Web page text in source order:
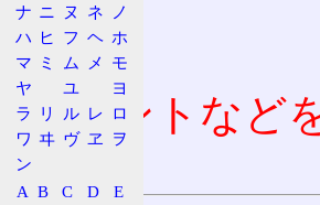
コメントなど
ナ ニ ヌ ネ
ノ
ハ ヒ フ ヘ ホ
マ ミ ム メ
モ
ヤ
ユ
ヨ
ラ
リ ル レ ロ
ワ ヰ ヴ ヱ
ヲ
ン
A B C D
E